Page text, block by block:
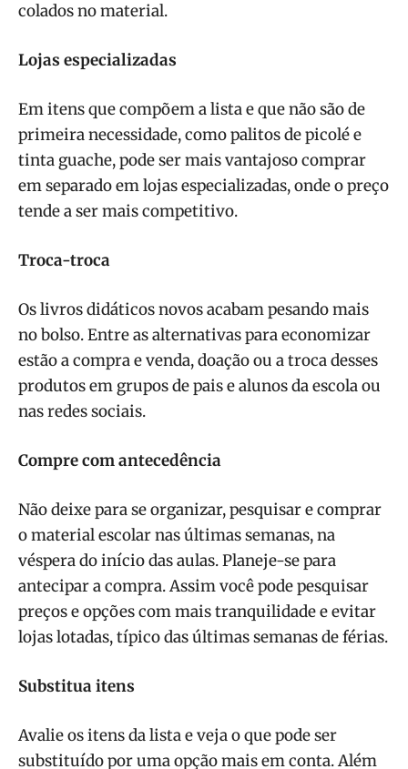
colados no material.
Lojas especializadas
Em itens que compõem a lista e que não são de
primeira necessidade, como palitos de picolé e
tinta guache, pode ser mais vantajoso comprar
em separado em lojas especializadas, onde o preço
tende a ser mais competitivo.
Troca-troca
Os livros didáticos novos acabam pesando mais
no bolso. Entre as alternativas para economizar
estão a compra e venda, doação ou a troca desses
produtos em grupos de pais e alunos da escola ou
nas redes sociais.
Compre com antecedência
Não deixe para se organizar, pesquisar e comprar
o material escolar nas últimas semanas, na
véspera do início das aulas. Planeje-se para
antecipar a compra. Assim você pode pesquisar
preços e opções com mais tranquilidade e evitar
lojas lotadas, típico das últimas semanas de férias.
Substitua itens
Avalie os itens da lista e veja o que pode ser
substituído por uma opção mais em conta. Além